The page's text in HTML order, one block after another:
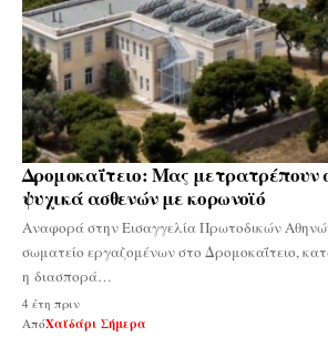
Δρομοκαΐτειο: Μας μετρατρέπουν
ψυχικά ασθενών με κορωνοϊό
Αναφορά στην Εισαγγελία Πρωτοδικών
σωματείο εργαζομένων στο Δρομοκαΐτειο,
η διασπορά…
4 έτη πριν
ΑπόΧαϊδάρι Σήμερα